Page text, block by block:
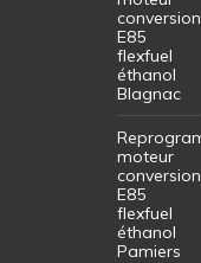
conversion
E85
flexfuel
éthanol
Blagnac
moteur
conversion
E85
flexfuel
éthanol
Pamiers